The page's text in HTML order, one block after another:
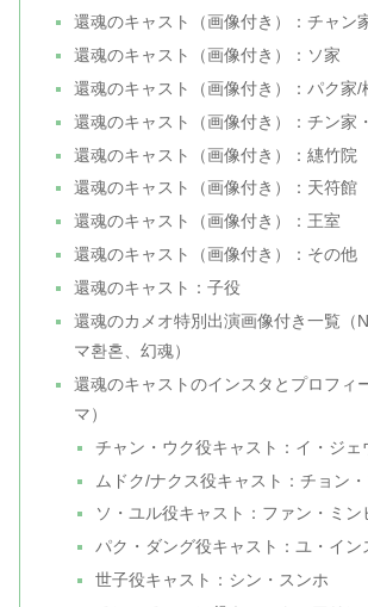
還魂のキャスト（画像付き）：チャン
還魂のキャスト（画像付き）：ソ家
還魂のキャスト（画像付き）：パク家/
還魂のキャスト（画像付き）：チン家
還魂のキャスト（画像付き）：繐竹院
還魂のキャスト（画像付き）：天符館
還魂のキャスト（画像付き）：王室
還魂のキャスト（画像付き）：その他
還魂のキャスト：子役
還魂のカメオ特別出演画像付き一覧（
マ환혼、幻魂）
還魂のキャストのインスタとプロフィ
マ）
チャン・ウク役キャスト：イ・ジェ
ムドク/ナクス役キャスト：チョン
ソ・ユル役キャスト：ファン・ミン
パク・ダング役キャスト：ユ・イン
世子役キャスト：シン・スンホ